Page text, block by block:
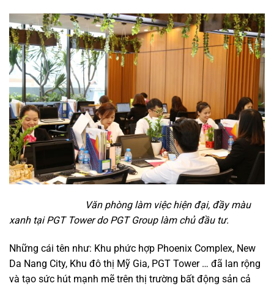
Văn phòng làm việc hiện đại, đầy màu
xanh tại PGT Tower do PGT Group làm chủ đầu tư.
Những cái tên như: Khu phức hợp Phoenix Complex, New
Da Nang City, Khu đô thị Mỹ Gia, PGT Tower … đã lan rộng
và tạo sức hút mạnh mẽ trên thị trường bất động sản cả